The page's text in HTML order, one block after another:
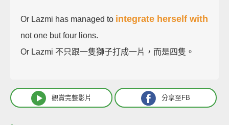
Or Lazmi has managed to integrate herself with
not one but four lions.
Or Lazmi 不只跟一隻獅子打成一片，而是四隻。
觀賞完整影片 分享至FB